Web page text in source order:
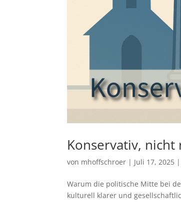
Konservativ, nicht
von mhoffschroer | Juli 17, 2025 |
Warum die politische Mitte bei
kulturell klarer und